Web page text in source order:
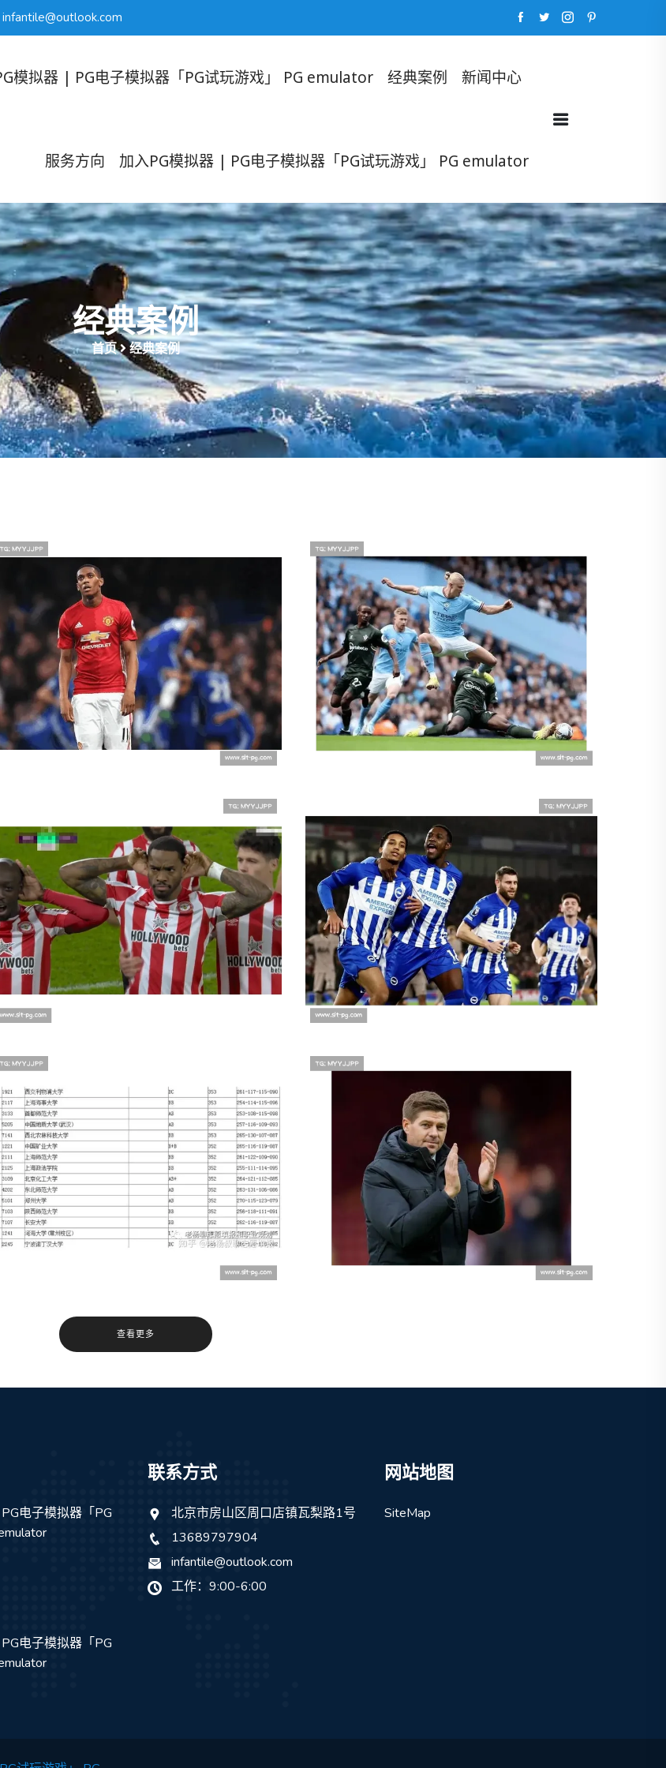
infantile@outlook.com
模拟器 | PG电子模拟器「PG试玩游戏」 PG emulator 经典案例 新闻中心
服务方向 加入PG模拟器 | PG电子模拟器「PG试玩游戏」 PG emulator
经典案例
首页 经典案例
曼联列维的挑战与机遇 曼联与曼城的巅峰对决
伦特福德惊艳首秀，英超新星闪耀
登场
南安普顿与布莱顿，球队文化的传承
与新生
利物浦大学学费详解
利物浦主动裁掉杰拉德？真相令人惊
讶！
查看更多
电子模拟器「PG
电子模拟器「PG
联系方式
北京市房山区周口店镇瓦梨路1号
13689797904
infantile@outlook.com
工作：9:00-6:00
网站地图
SiteMap